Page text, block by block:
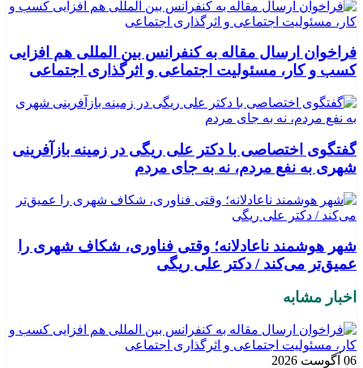
فراخوان ارسال مقاله به کنفرانس بین المللی هم افزایی
کسب و کار، مسئولیت اجتماعی و اثرگذاری اجتماعی
گفتگوی اختصاصی با دکتر علی ریگی در زمینه بازآفرینی
شهری به نفع مردم، نه به جای مردم
شهر هوشمند ناعادلانه؛ وقتی فناوری، شکاف شهری را
عمیق‌تر می‌کند / دکتر علی ریگی
اخبار مشابه
06 آگوست 2026